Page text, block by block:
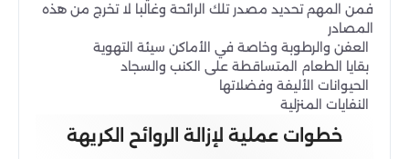
فمن المهم تحديد مصدر تلك الرائحة وغالبا لا تخرج من هذه
المصادر
العفن والرطوبة وخاصة في الأماكن سيئة التهوية
بقايا الطعام المتساقطة على الكنب والسجاد
الحيوانات الأليفة وفضلاتها
النفايات المنزلية
خطوات عملية لإزالة الروائح الكريهة